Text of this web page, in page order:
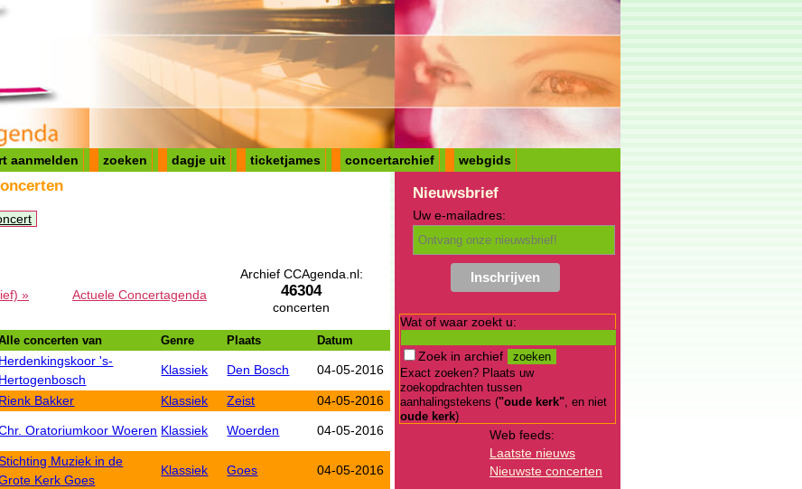
aanmelden zoeken dagje uit ticketjames concertarchief webgids
Archief CCAgenda.nl:
46304
concerten
» Actuele Concertagenda
concerten van Genre Plaats Datum
Herdenkingskoor 's-
Hertogenbosch
Klassiek Den Bosch 04-05-2016
Rienk Bakker Klassiek Zeist
04-05-2016
Oratoriumkoor Woeren Klassiek Woerden 04-05-2016
Muziek in de
Kerk Goes
Klassiek Goes 04-05-2016
Nieuwsbrief
Uw e-mailadres:
Wat of waar zoekt u:
Zoek in archief
Exact zoeken? Plaats uw
zoekopdrachten tussen
aanhalingstekens ("oude kerk", en niet
oude kerk)
Web feeds:
Laatste nieuws
Nieuwste concerten